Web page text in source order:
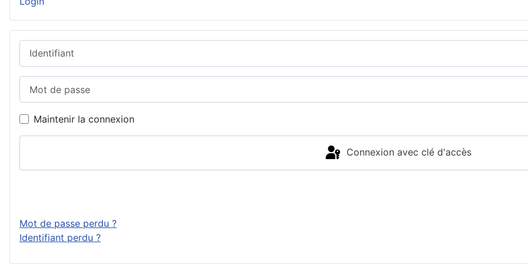
Maintenir la connexion
Connexion avec clé d'accès
Mot de passe perdu ?
Identifiant perdu ?